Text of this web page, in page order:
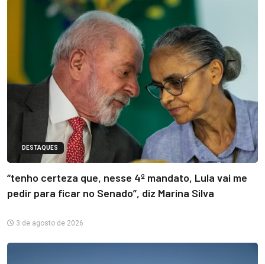
DESTAQUES
“tenho certeza que, nesse 4º mandato, Lula vai me
pedir para ficar no Senado”, diz Marina Silva
3 de agosto de 2026